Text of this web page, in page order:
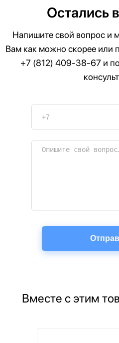
Остались
Напишите свой вопрос и
Вам как можно скорее или
+7 (812) 409-38-67 и
Вместе с этим